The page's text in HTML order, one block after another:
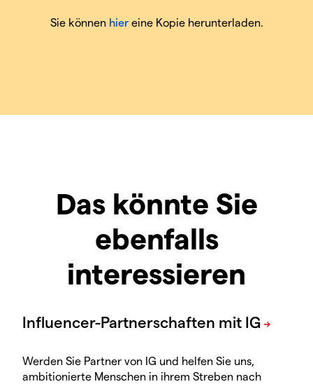
Sie können hiereine Kopie herunterladen.
Das könnte Sie
ebenfalls
interessieren
Werden Sie Partner von IG und helfen Sie uns,
ambitionierte Menschen in ihrem Streben nach